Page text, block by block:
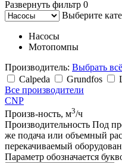
Развернуть фильтр 0
Выберите
Насосы
Мотопомпы
Производитель: Выбрать всё
Calpeda
Grundfos
Все производители
CNP
Произв-ность, м3/ч
Производительность Под
же подача или объемный
перекачиваемый
Параметр обозначается